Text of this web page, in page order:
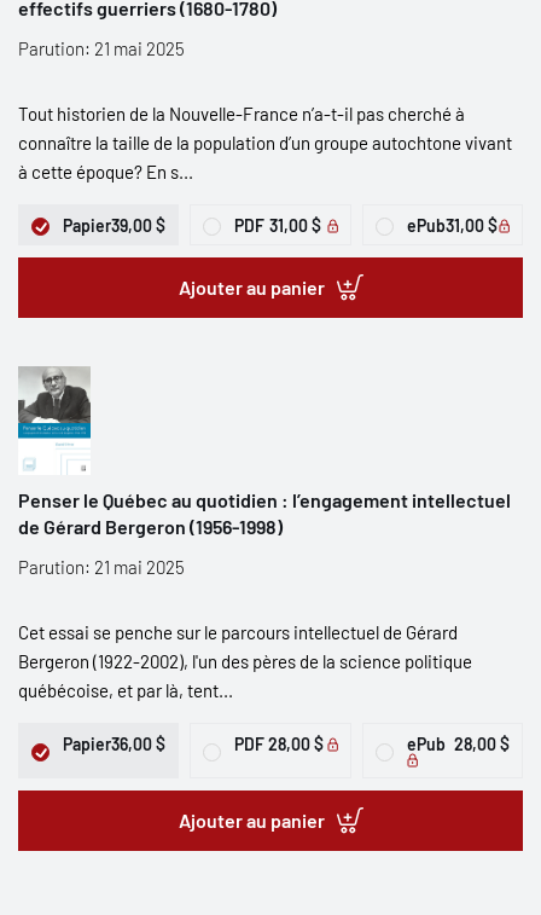
effectifs guerriers (1680-1780)
Parution: 21 mai 2025
Tout historien de la Nouvelle-France n’a-t-il pas cherché à
connaître la taille de la population d’un groupe autochtone vivant
à cette époque? En s...
Papier39,00 $ PDF 31,00 $ ePub31,00 $
Ajouter au panier
Penser le Québec au quotidien : l’engagement intellectuel
de Gérard Bergeron (1956-1998)
Parution: 21 mai 2025
Cet essai se penche sur le parcours intellectuel de Gérard
Bergeron (1922-2002), l'un des pères de la science politique
québécoise, et par là, tent...
Papier36,00 $ PDF28,00 $ ePub 28,00 $
Ajouter au panier